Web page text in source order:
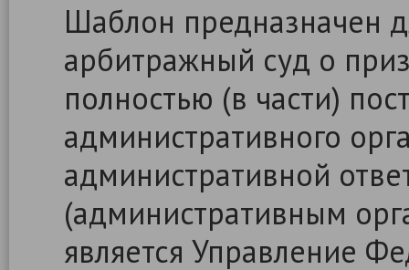
Шаблон предназначен
арбитражный суд о
полностью (в части)
административного
административной
(административным
является Управление